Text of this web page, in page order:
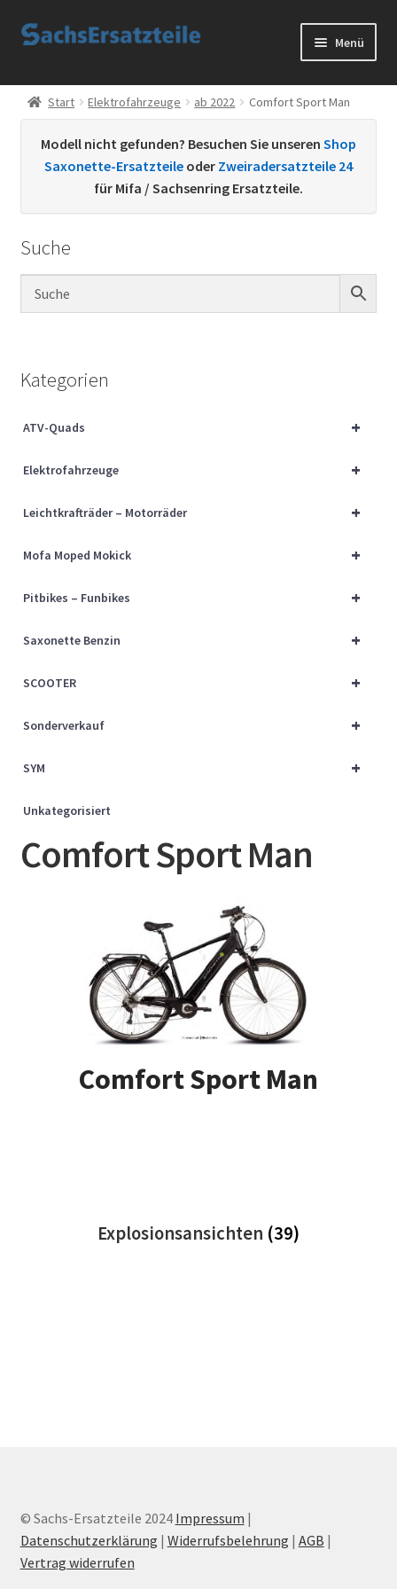
Zur
Zum
Menü
Start
Kontakt
Widerrufsbelehrung
Cart
Checkout
My account
Start Elektrofahrzeuge ab 2022 Comfort Sport Man
Modell nicht gefunden? Besuchen Sie unseren Shop
Saxonette-Ersatzteile oder Zweiradersatzteile 24
für Mifa / Sachsenring Ersatzteile.
Suche
Kategorien
+
ATV-Quads
+
Elektrofahrzeuge
+
Leichtkrafträder – Motorräder
+
Mofa Moped Mokick
+
Pitbikes – Funbikes
+
Saxonette Benzin
+
SCOOTER
+
Sonderverkauf
+
SYM
Unkategorisiert
Comfort Sport Man
Comfort Sport Man
Explosionsansichten (39)
© Sachs-Ersatzteile 2024 Impressum |
Datenschutzerklärung | Widerrufsbelehrung | AGB |
Vertrag widerrufen